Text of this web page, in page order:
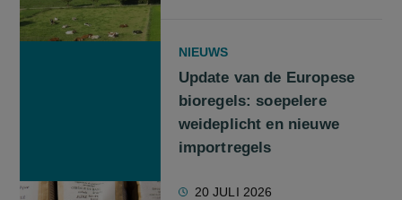
NIEUWS
Update van de Europese
bioregels: soepelere
weideplicht en nieuwe
importregels
20 JULI 2026